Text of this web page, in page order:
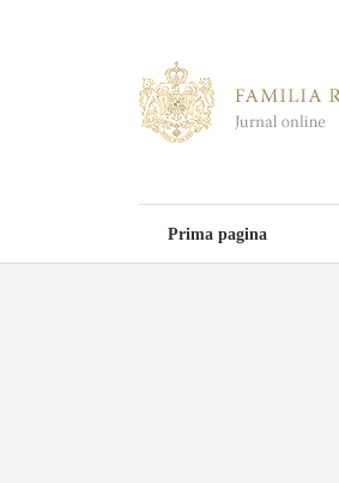
Prima pagina